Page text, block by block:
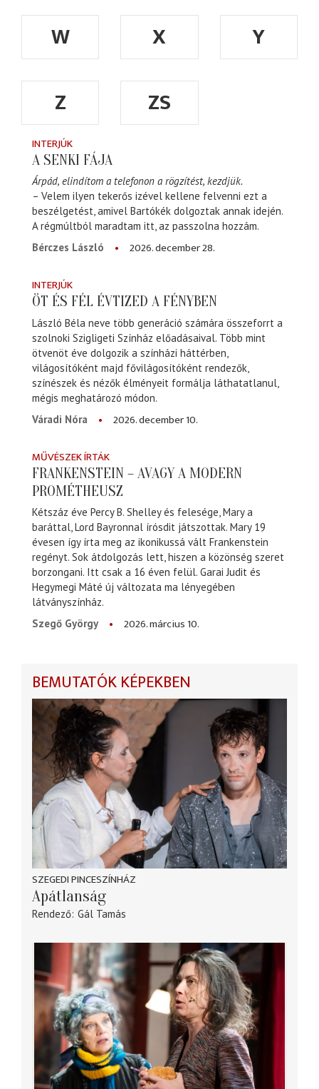
W X
Y
Z
ZS
INTERJÚK
A SENKI FÁJA
Árpád, elindítom a telefonon a rögzítést, kezdjük.
– Velem ilyen tekerős izével kellene felvenni ezt a
beszélgetést, amivel Bartókék dolgoztak annak idején.
A régmúltból maradtam itt, az passzolna hozzám.
Bérczes László
2026. december 28.
INTERJÚK
ÖT ÉS FÉL ÉVTIZED A FÉNYBEN
László Béla neve több generáció számára összeforrt a
szolnoki Szigligeti Színház előadásaival. Több mint
ötvenöt éve dolgozik a színházi háttérben,
világosítóként majd fővilágosítóként rendezők,
színészek és nézők élményeit formálja láthatatlanul,
mégis meghatározó módon.
Váradi Nóra
2026. december 10.
MŰVÉSZEK ÍRTÁK
FRANKENSTEIN – AVAGY A MODERN
PROMÉTHEUSZ
Kétszáz éve Percy B. Shelley és felesége, Mary a
baráttal, Lord Bayronnal írósdit játszottak. Mary 19
évesen így írta meg az ikonikussá vált Frankenstein
regényt. Sok átdolgozás lett, hiszen a közönség szeret
borzongani. Itt csak a 16 éven felül. Garai Judit és
Hegymegi Máté új változata ma lényegében
látványszínház.
Szegő György
2026. március 10.
BEMUTATÓK KÉPEKBEN
SZEGEDI PINCESZÍNHÁZ
Apátlanság
Rendező Gál Tamás